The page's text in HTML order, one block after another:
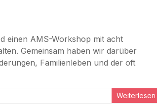
einen AMS-Workshop mit acht
Gemeinsam haben wir darüber
Familienleben und der oft
Weiterlesen